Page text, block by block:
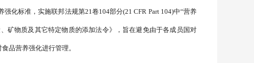
化标准，实施联邦法规第21卷104部分(21 CFR Part 104)中“营养
矿物质及其它特定物质的添加法令》，旨在避免由于各成员国对
品营养强化进行管理。